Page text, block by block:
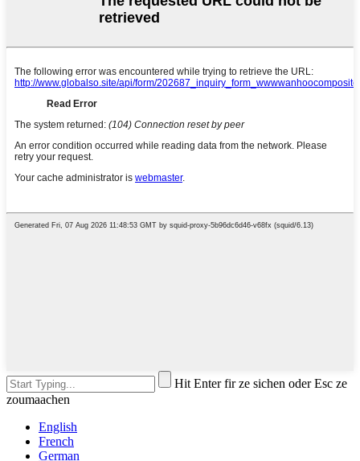
Hit Enter fir ze sichen oder Esc ze
zoumaachen
English
French
German